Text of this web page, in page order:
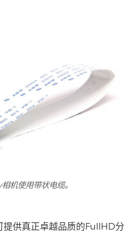
机使用带状电缆。
供真正卓越品质的FullHD分